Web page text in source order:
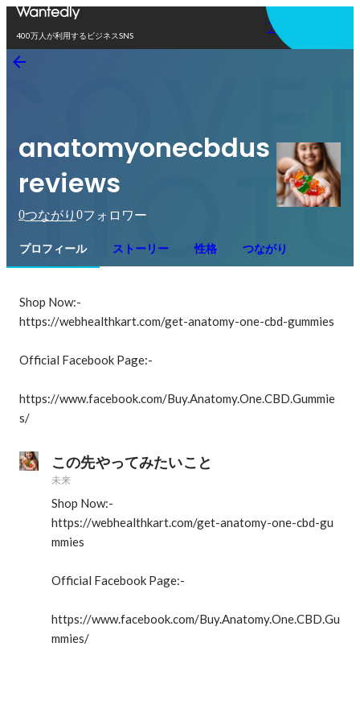
400万人が利用するビジネスSNS
アプリを使う
anatomyonecbdus
reviews
0つながり 0フォロワー
プロフィール ストーリー 性格 つながり
Shop Now:-
https://webhealthkart.com/get-anatomy-one-cbd-gummies
Official Facebook Page:-
https://www.facebook.com/Buy.Anatomy.One.CBD.Gummie
s/
この先やってみたいこと
未来
Shop Now:-
https://webhealthkart.com/get-anatomy-one-cbd-gu
mmies
Official Facebook Page:-
https://www.facebook.com/Buy.Anatomy.One.CBD.Gu
mmies/